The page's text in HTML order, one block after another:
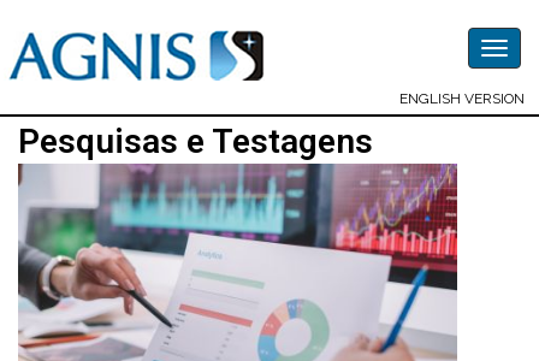
ENGLISH VERSION
Pesquisas e Testagens